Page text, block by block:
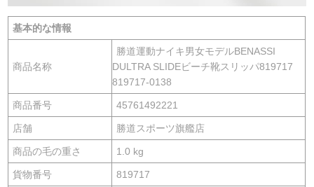
基本的な情報
商品名称
勝道運動ナイキ男女モデルBENASSI
DULTRA SLIDEビーチ靴スリッパ819717
819717-0138
商品番号 45761492221
店舗 勝道スポーツ旗艦店
商品の毛の重さ 1.0 kg
貨物番号 819717